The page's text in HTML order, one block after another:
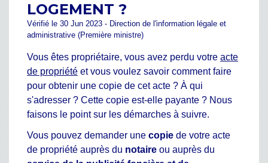
LOGEMENT ?
Vérifié le 30 Jun 2023 - Direction de l'information légale et
administrative (Première ministre)
Vous êtes propriétaire, vous avez perdu votre acte
de propriété et vous voulez savoir comment faire
pour obtenir une copie de cet acte ? À qui
s'adresser ? Cette copie est-elle payante ? Nous
faisons le point sur les démarches à suivre.
Vous pouvez demander une copie de votre acte
de propriété auprès du notaire ou auprès du